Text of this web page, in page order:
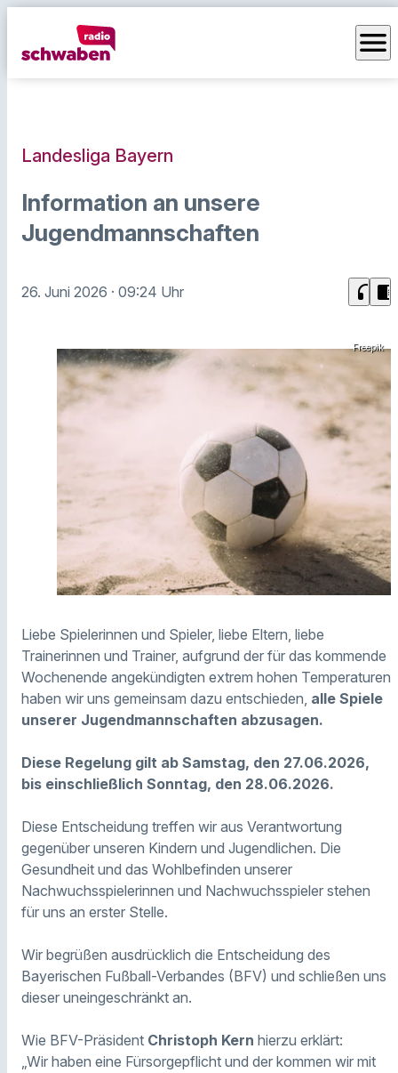
menu
Landesliga Bayern
Information an unsere
Jugendmannschaften
26. Juni 2026 · 09:24 Uhr headphones chrome_reader_mode
Freepik
Liebe Spielerinnen und Spieler, liebe Eltern, liebe
Trainerinnen und Trainer, aufgrund der für das kommende
Wochenende angekündigten extrem hohen Temperaturen
haben wir uns gemeinsam dazu entschieden, alle Spiele
unserer Jugendmannschaften abzusagen.
Diese Regelung gilt ab Samstag, den 27.06.2026,
bis einschließlich Sonntag, den 28.06.2026.
Diese Entscheidung treffen wir aus Verantwortung
gegenüber unseren Kindern und Jugendlichen. Die
Gesundheit und das Wohlbefinden unserer
Nachwuchsspielerinnen und Nachwuchsspieler stehen
für uns an erster Stelle.
Wir begrüßen ausdrücklich die Entscheidung des
Bayerischen Fußball-Verbandes (BFV) und schließen uns
dieser uneingeschränkt an.
Wie BFV-Präsident Christoph Kern hierzu erklärt:
„Wir haben eine Fürsorgepflicht und der kommen wir mit